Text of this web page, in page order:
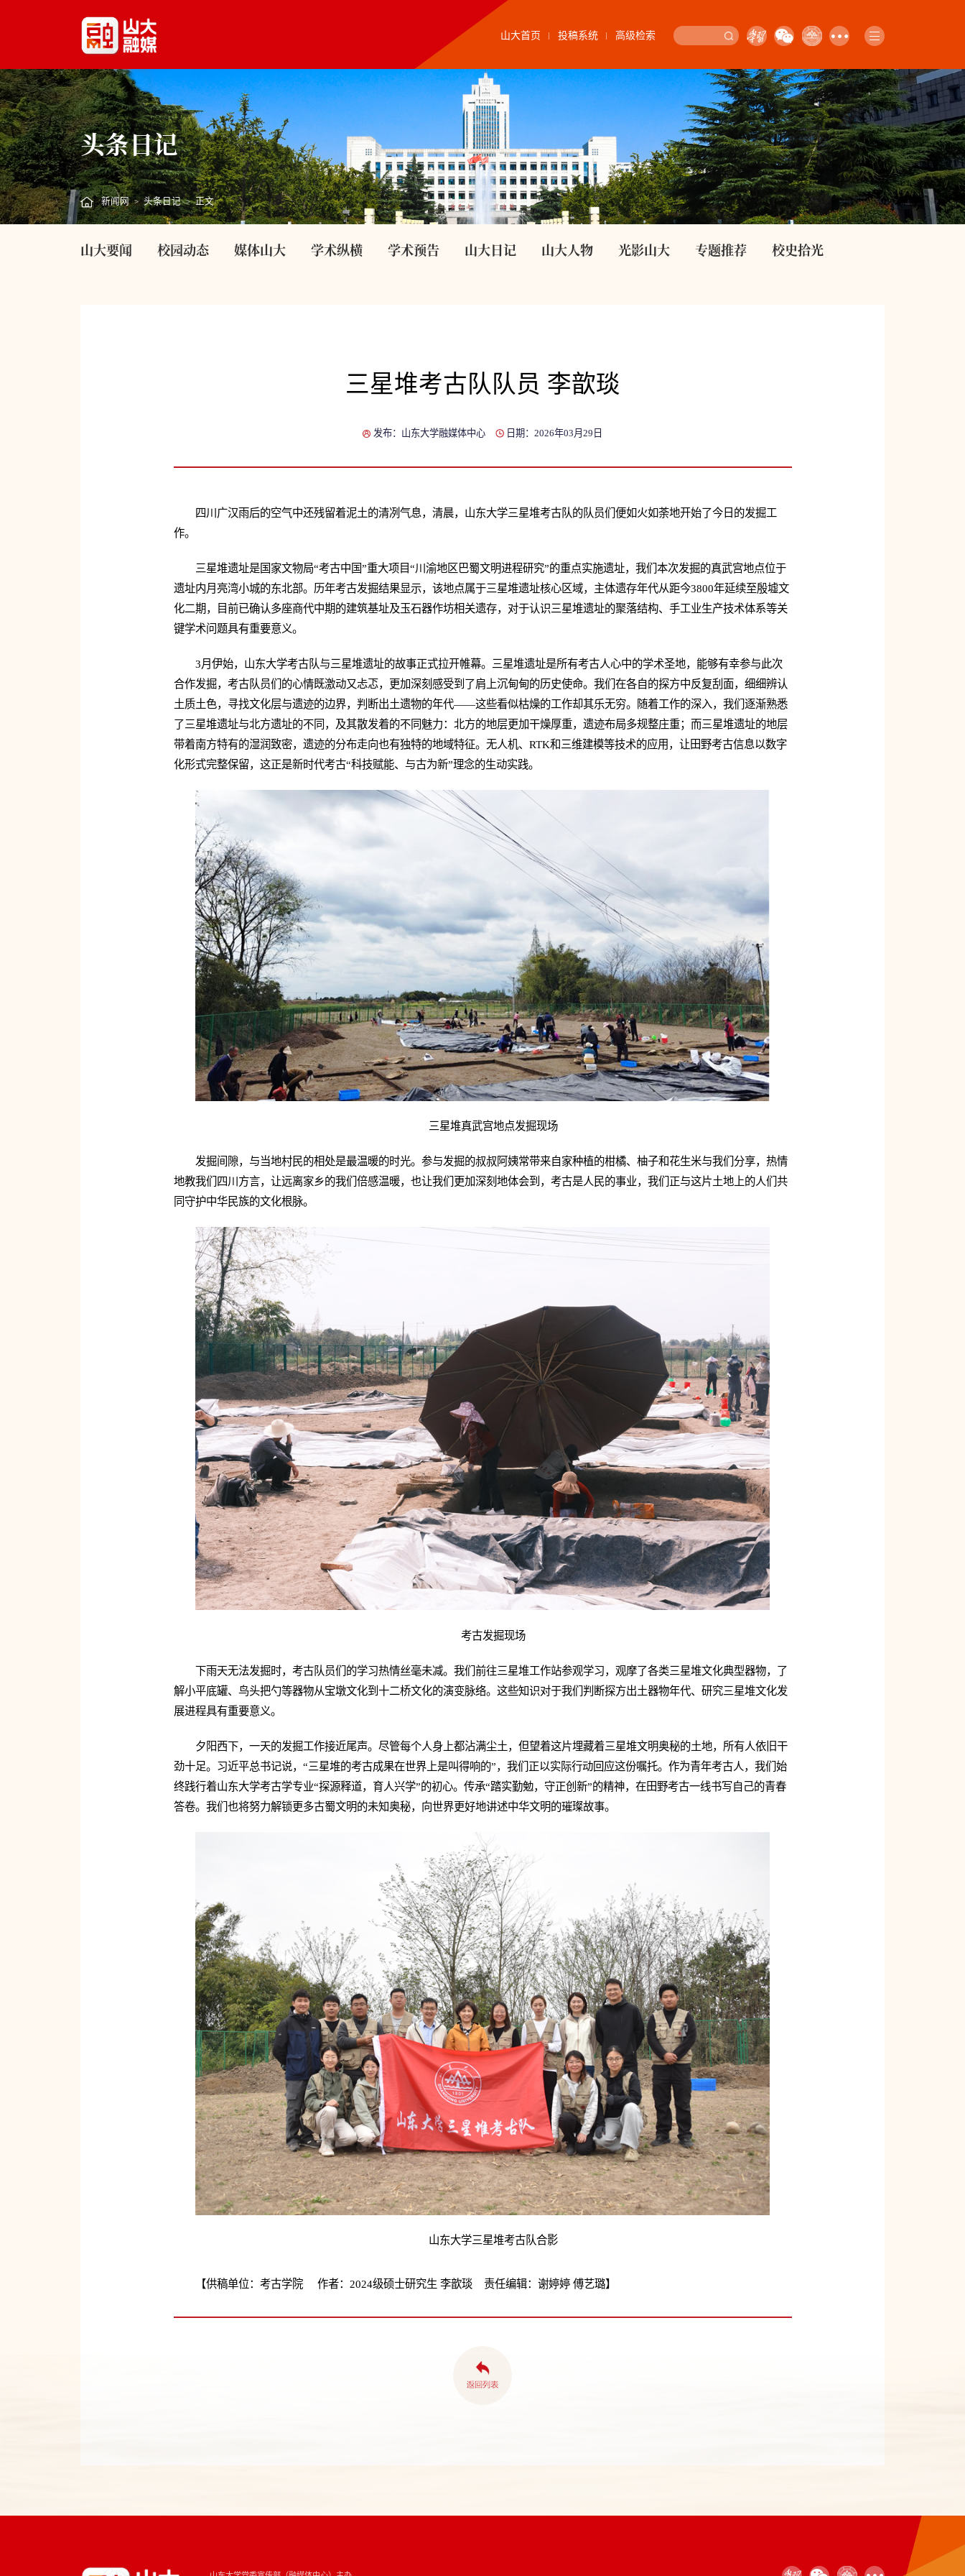
山大首页 投稿系统 高级检索
头条日记
新闻网 > 头条日记 > 正文
山大要闻 校园动态 媒体山大 学术纵横 学术预告 山大日记 山大人物 光影山大 专题推荐 校史拾光
三星堆考古队队员 李歆琰
发布：山东大学融媒体中心 日期：2026年03月29日
四川广汉雨后的空气中还残留着泥土的清冽气息，清晨，山东大学三星堆考古队的队员们便如火如荼地开始了今日的发掘工
作。
三星堆遗址是国家文物局“考古中国”重大项目“川渝地区巴蜀文明进程研究”的重点实施遗址，我们本次发掘的真武宫地点位于
遗址内月亮湾小城的东北部。历年考古发掘结果显示，该地点属于三星堆遗址核心区域，主体遗存年代从距今3800年延续至殷墟文
化二期，目前已确认多座商代中期的建筑基址及玉石器作坊相关遗存，对于认识三星堆遗址的聚落结构、手工业生产技术体系等关
键学术问题具有重要意义。
3月伊始，山东大学考古队与三星堆遗址的故事正式拉开帷幕。三星堆遗址是所有考古人心中的学术圣地，能够有幸参与此次
合作发掘，考古队员们的心情既激动又忐忑，更加深刻感受到了肩上沉甸甸的历史使命。我们在各自的探方中反复刮面，细细辨认
土质土色，寻找文化层与遗迹的边界，判断出土遗物的年代——这些看似枯燥的工作却其乐无穷。随着工作的深入，我们逐渐熟悉
了三星堆遗址与北方遗址的不同，及其散发着的不同魅力：北方的地层更加干燥厚重，遗迹布局多规整庄重；而三星堆遗址的地层
带着南方特有的湿润致密，遗迹的分布走向也有独特的地域特征。无人机、RTK和三维建模等技术的应用，让田野考古信息以数字
化形式完整保留，这正是新时代考古“科技赋能、与古为新”理念的生动实践。
三星堆真武宫地点发掘现场
发掘间隙，与当地村民的相处是最温暖的时光。参与发掘的叔叔阿姨常带来自家种植的柑橘、柚子和花生米与我们分享，热情
地教我们四川方言，让远离家乡的我们倍感温暖，也让我们更加深刻地体会到，考古是人民的事业，我们正与这片土地上的人们共
同守护中华民族的文化根脉。
考古发掘现场
下雨天无法发掘时，考古队员们的学习热情丝毫未减。我们前往三星堆工作站参观学习，观摩了各类三星堆文化典型器物，了
解小平底罐、鸟头把勺等器物从宝墩文化到十二桥文化的演变脉络。这些知识对于我们判断探方出土器物年代、研究三星堆文化发
展进程具有重要意义。
夕阳西下，一天的发掘工作接近尾声。尽管每个人身上都沾满尘土，但望着这片埋藏着三星堆文明奥秘的土地，所有人依旧干
劲十足。习近平总书记说，“三星堆的考古成果在世界上是叫得响的”，我们正以实际行动回应这份嘱托。作为青年考古人，我们始
终践行着山东大学考古学专业“探源释道，育人兴学”的初心。传承“踏实勤勉，守正创新”的精神，在田野考古一线书写自己的青春
答卷。我们也将努力解锁更多古蜀文明的未知奥秘，向世界更好地讲述中华文明的璀璨故事。
山东大学三星堆考古队合影
【供稿单位：考古学院 作者：2024级硕士研究生 李歆琰 责任编辑：谢婷婷 傅艺璐】